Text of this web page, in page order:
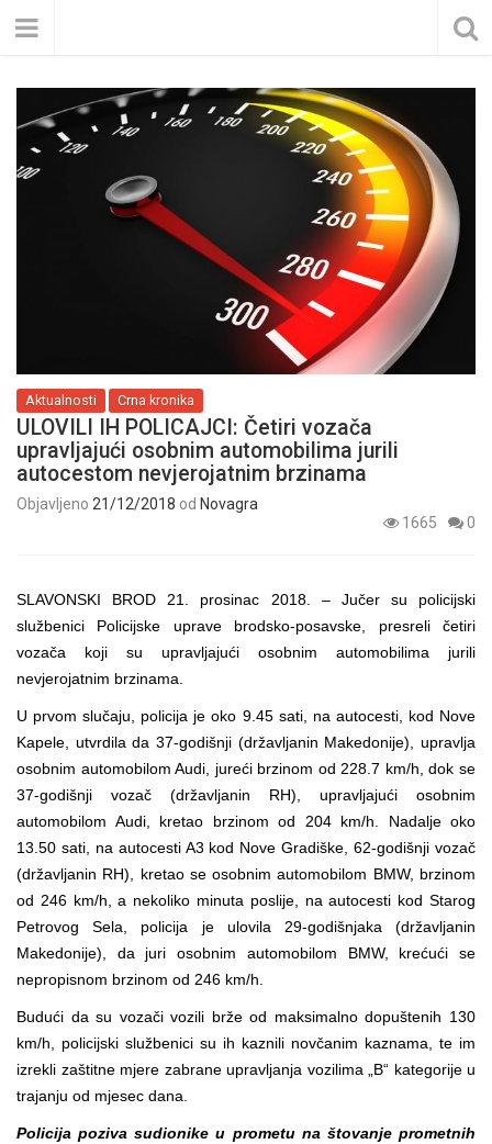
Aktualnosti Crna kronika
ULOVILI IH POLICAJCI: Četiri vozača
upravljajući osobnim automobilima jurili
autocestom nevjerojatnim brzinama
Objavljeno 21/12/2018 od Novagra
1665
0
SLAVONSKI BROD 21. prosinac 2018. – Jučer su policijski
službenici Policijske uprave brodsko-posavske, presreli četiri
vozača koji su upravljajući osobnim automobilima jurili
nevjerojatnim brzinama.
U prvom slučaju, policija je oko 9.45 sati, na autocesti, kod Nove
Kapele, utvrdila da 37-godišnji (državljanin Makedonije), upravlja
osobnim automobilom Audi, jureći brzinom od 228.7 km/h, dok se
37-godišnji vozač (državljanin RH), upravljajući osobnim
automobilom Audi, kretao brzinom od 204 km/h. Nadalje oko
13.50 sati, na autocesti A3 kod Nove Gradiške, 62-godišnji vozač
(državljanin RH), kretao se osobnim automobilom BMW, brzinom
od 246 km/h, a nekoliko minuta poslije, na autocesti kod Starog
Petrovog Sela, policija je ulovila 29-godišnjaka (državljanin
Makedonije), da juri osobnim automobilom BMW, krećući se
nepropisnom brzinom od 246 km/h.
Budući da su vozači vozili brže od maksimalno dopuštenih 130
km/h, policijski službenici su ih kaznili novčanim kaznama, te im
izrekli zaštitne mjere zabrane upravljanja vozilima „B“ kategorije u
trajanju od mjesec dana.
Policija poziva sudionike u prometu na štovanje prometnih